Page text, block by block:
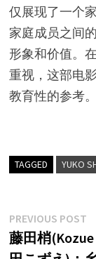
仅展现了一个
家庭成员之间
形象和价值。
重视，这部电
教育性的参考。
TAGGED YUKO
文
章
PREVIOUS POST
藤田梢